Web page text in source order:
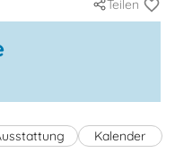
Teilen
Kalender